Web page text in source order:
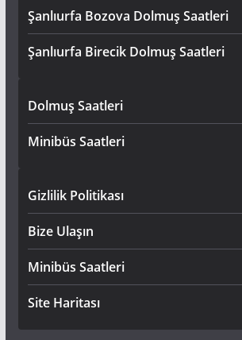
Şanlıurfa Bozova Dolmuş Saatleri
Şanlıurfa Birecik Dolmuş Saatleri
Dolmuş Saatleri
Minibüs Saatleri
Gizlilik Politikası
Bize Ulaşın
Minibüs Saatleri
Site Haritası